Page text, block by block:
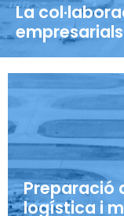
La
Preparació
logística i